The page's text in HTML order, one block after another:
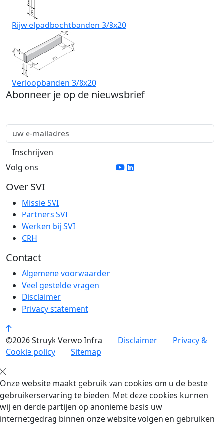
Rijwielpadbochtbanden 3/8x20
Verloopbanden 3/8x20
Abonneer je op de nieuwsbrief
Volg ons
Over SVI
Missie SVI
Partners SVI
Werken bij SVI
CRH
Contact
Algemene voorwaarden
Veel gestelde vragen
Disclaimer
Privacy statement
©2026 Struyk Verwo Infra Disclaimer
Privacy &
Cookie policy
Sitemap
Onze website maakt gebruik van cookies om u de beste
gebruikerservaring te bieden. Met deze cookies kunnen
wij en derde partijen op anonieme basis uw
internetgedrag binnen onze website volgen en gebruiken